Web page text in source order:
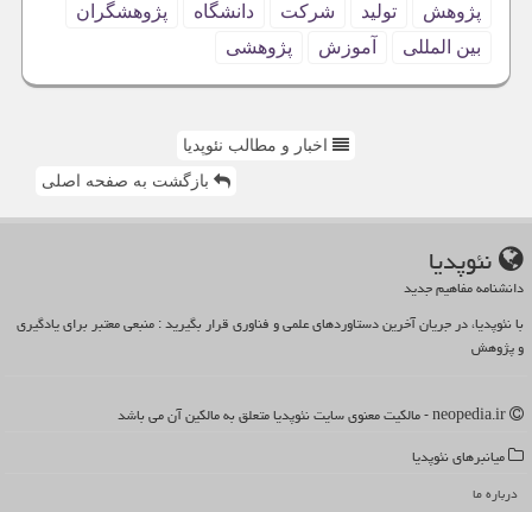
پژوهش تولید شركت دانشگاه
پژوهشگران
بین المللی
آموزش پژوهشی
اخبار و مطالب نئوپدیا
بازگشت به صفحه اصلی
نئوپدیا
دانشنامه مفاهیم جدید
با نئوپدیا، در جریان آخرین دستاوردهای علمی و فناوری قرار بگیرید : منبعی معتبر برای یادگیری
و پژوهش
میانبرهای نئوپدیا
درباره ما